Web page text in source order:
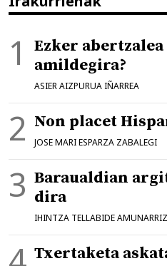
Ezker
amildegira?
ASIER AIZPURUA IÑARREA
Non placet
JOSE MARI ESPARZA ZABALEGI
Baraualdian
dira
IHINTZA TELLABIDE AMUNARRIZ
Txertaketa